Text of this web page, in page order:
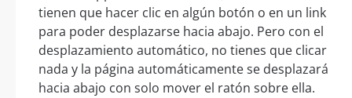
tienen que hacer clic en algún botón o en un link
para poder desplazarse hacia abajo. Pero con el
desplazamiento automático, no tienes que clicar
nada y la página automáticamente se desplazará
hacia abajo con solo mover el ratón sobre ella.